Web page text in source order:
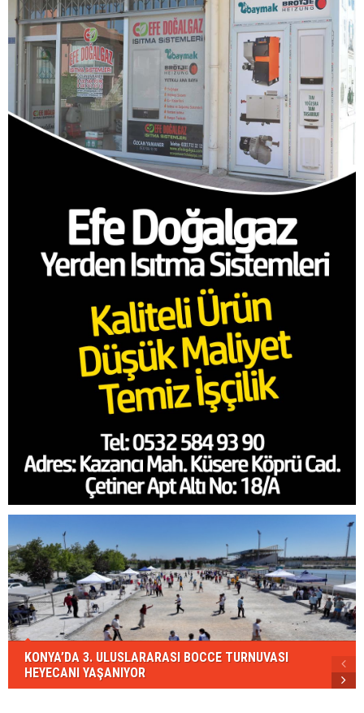
KONYA’DA 3. ULUSLARARASI BOCCE TURNUVASI
HEYECANI YAŞANIYOR